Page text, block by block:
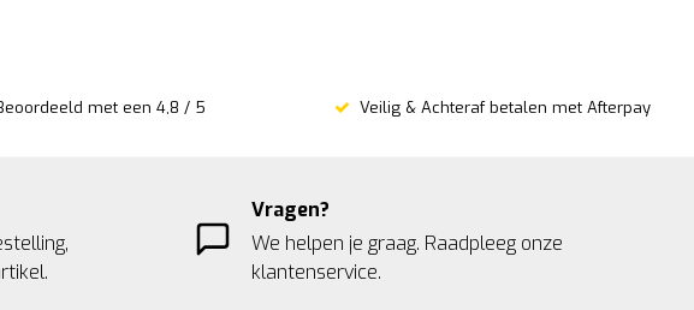
met een 4,8 / 5 Veilig & Achteraf betalen met Afterpay
Vragen?
We helpen je graag. Raadpleeg onze
klantenservice.